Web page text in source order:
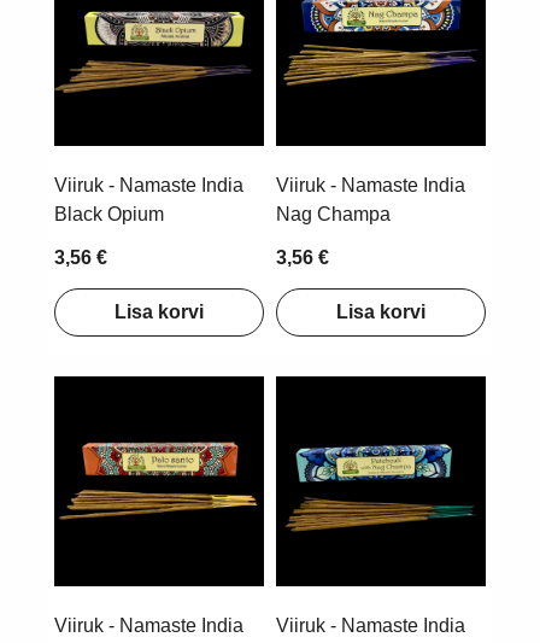
Viiruk - Namaste India
Black Opium
3,56 €
Lisa korvi
Viiruk - Namaste India
Nag Champa
3,56 €
Lisa korvi
Viiruk - Namaste India
Viiruk - Namaste India